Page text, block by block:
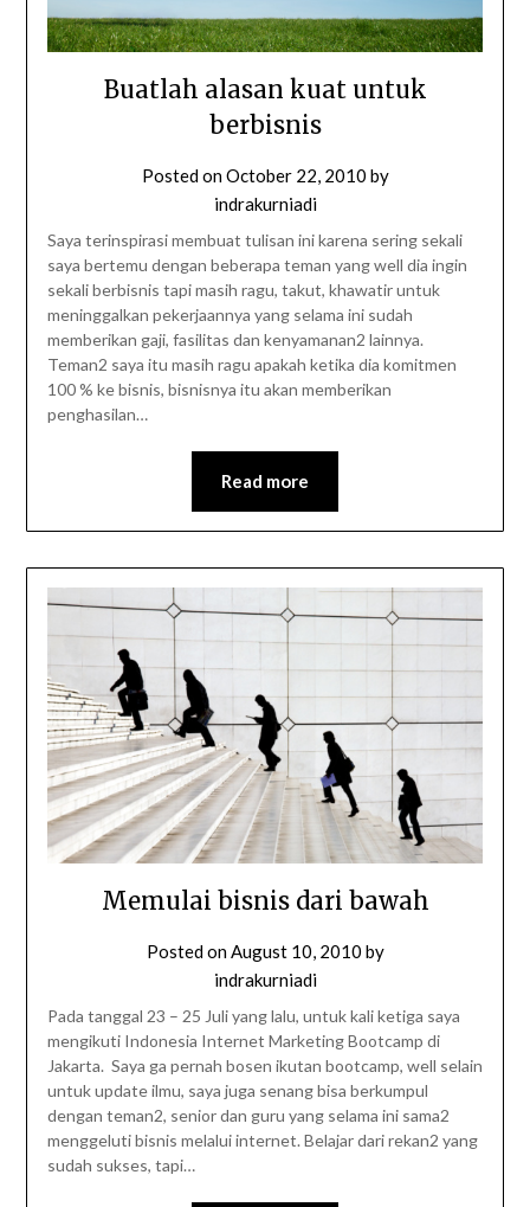
Buatlah alasan kuat untuk
berbisnis
Posted onOctober 22, 2010 by
indrakurniadi
Saya terinspirasi membuat tulisan ini karena sering sekali
saya bertemu dengan beberapa teman yang well dia ingin
sekali berbisnis tapi masih ragu, takut, khawatir untuk
meninggalkan pekerjaannya yang selama ini sudah
memberikan gaji, fasilitas dan kenyamanan2 lainnya.
Teman2 saya itu masih ragu apakah ketika dia komitmen
100 % ke bisnis, bisnisnya itu akan memberikan
penghasilan…
Read more
Memulai bisnis dari bawah
Posted onAugust 10, 2010 by
indrakurniadi
Pada tanggal 23 – 25 Juli yang lalu, untuk kali ketiga saya
mengikuti Indonesia Internet Marketing Bootcamp di
Jakarta. Saya ga pernah bosen ikutan bootcamp, well selain
untuk update ilmu, saya juga senang bisa berkumpul
dengan teman2, senior dan guru yang selama ini sama2
menggeluti bisnis melalui internet. Belajar dari rekan2 yang
sudah sukses, tapi…